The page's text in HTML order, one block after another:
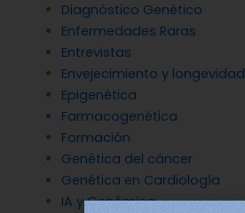
Diagnóstico Genético
Enfermedades Raras
Entrevistas
Envejecimiento y longevidad
Epigenética
Farmacogenética
Formación
Genética del cáncer
Genética en Cardiología
IA y Genómica